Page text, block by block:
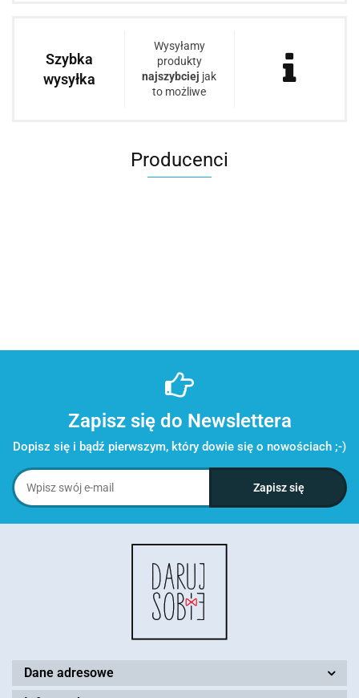
Szybka
wysyłka
Wysyłamy
produkty
najszybciej jak
to możliwe
Producenci
Zapisz się do Newslettera
Dopisz się i bądź pierwszym, który dowie się o nowościach ;-)
Dane adresowe